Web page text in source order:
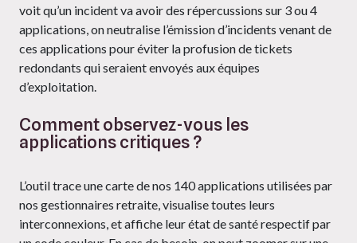
voit qu’un incident va avoir des répercussions sur 3 ou 4
applications, on neutralise l’émission d’incidents venant de
ces applications pour éviter la profusion de tickets
redondants qui seraient envoyés aux équipes
d’exploitation.
Comment observez-vous les
applications critiques ?​​
L’outil trace une carte de nos 140 applications utilisées par
nos gestionnaires retraite, visualise toutes leurs
interconnexions, et affiche leur état de santé respectif par